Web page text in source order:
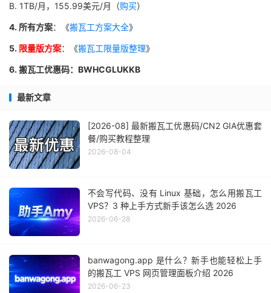
B. 1TB/月，155.99美元/月（购买）
4. 所有方案：《搬瓦工方案大全》
5. 限量版方案：《搬瓦工限量版整理》
6. 搬瓦工优惠码：BWHCGLUKKB
最新文章
[2026-08] 最新搬瓦工优惠码/CN2 GIA优惠套
餐/购买教程整理
2026-08-04
不会写代码、没有 Linux 基础，怎么用搬瓦工
VPS？3 种上手方式新手该怎么选 2026
2026-06-28
banwagong.app 是什么？新手也能轻松上手
的搬瓦工 VPS 网页管理面板介绍 2026
2026-06-23